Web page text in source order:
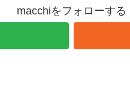
macchiをフォローする